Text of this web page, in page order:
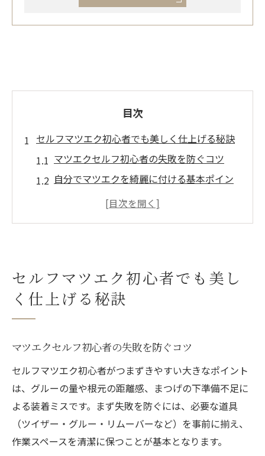
目次
セルフマツエク初心者でも美しく仕上げる秘訣
マツエクセルフ初心者の失敗を防ぐコツ
自分でマツエクを綺麗に付ける基本ポイン
マツエクセルフで理想の目元に近づく秘訣
マツエクを自分で長持ちさせる方法と注意点
自分でマツエクを長持ちさせる毎日のケア
術
セルフマツエクのもちを伸ばす注意ポイン
ト
マツエクセルフで根元位置を正しく取るコ
ツ
セルフマツエク初心者でも美し
く仕上げる秘訣
マツエクセルフ初心者の失敗を防ぐコツ
セルフマツエク初心者がつまずきやすい大きなポイント
は、グルーの量や根元の距離感、まつげの下準備不足に
よる装着ミスです。まず失敗を防ぐには、必要な道具
（ツイザー・グルー・リムーバーなど）を事前に揃え、
作業スペースを清潔に保つことが基本となります。